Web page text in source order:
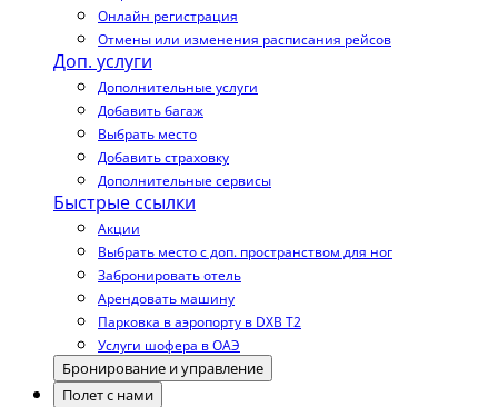
Онлайн регистрация
Отмены или изменения расписания рейсов
Доп. услуги
Дополнительные услуги
Добавить багаж
Выбрать место
Добавить страховку
Дополнительные сервисы
Быстрые ссылки
Акции
Выбрать место с доп. пространством для ног
Забронировать отель
Арендовать машину
Парковка в аэропорту в DXB T2
Услуги шофера в ОАЭ
Бронирование и управление
Полет с нами